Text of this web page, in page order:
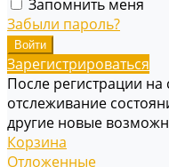
Запомнить меня
Забыли пароль?
Зарегистрироваться
После регистрации на
отслеживание
другие новые
Корзина
Отложенные